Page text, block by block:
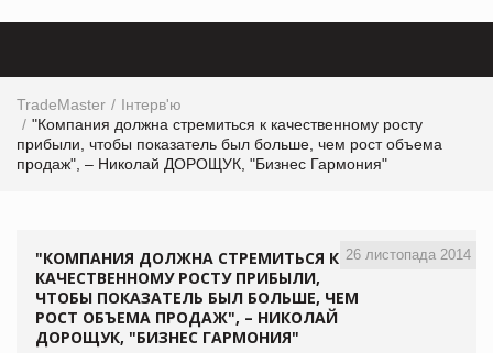
TradeMaster
Інтерв'ю
"Компания должна стремиться к качественному росту
прибыли, чтобы показатель был больше, чем рост объема
продаж", – Николай ДОРОЩУК, "Бизнес Гармония"
26 листопада 2014
"КОМПАНИЯ ДОЛЖНА СТРЕМИТЬСЯ К
КАЧЕСТВЕННОМУ РОСТУ ПРИБЫЛИ,
ЧТОБЫ ПОКАЗАТЕЛЬ БЫЛ БОЛЬШЕ, ЧЕМ
РОСТ ОБЪЕМА ПРОДАЖ", – НИКОЛАЙ
ДОРОЩУК, "БИЗНЕС ГАРМОНИЯ"